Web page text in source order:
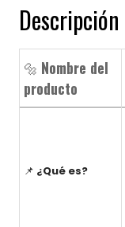
Descripción
🔩 Nombre del
producto
📌 ¿Qué es?